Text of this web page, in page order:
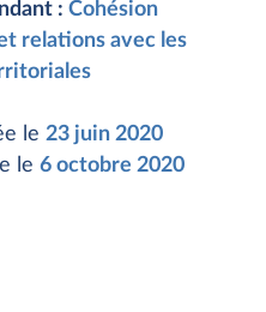
: Cohésion
relations avec les
le 23 juin 2020
le 6 octobre 2020